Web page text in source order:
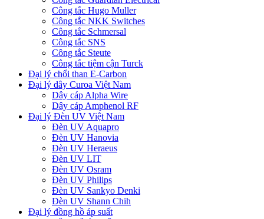
Công tắc Hugo Muller
Công tắc NKK Switches
Công tắc Schmersal
Công tắc SNS
Công tắc Steute
Công tắc tiệm cận Turck
Đại lý chổi than E-Carbon
Đại lý dây Curoa Việt Nam
Dây cáp Alpha Wire
Dây cáp Amphenol RF
Đại lý Đèn UV Việt Nam
Đèn UV Aquapro
Đèn UV Hanovia
Đèn UV Heraeus
Đèn UV LIT
Đèn UV Osram
Đèn UV Philips
Đèn UV Sankyo Denki
Đèn UV Shann Chih
Đại lý đồng hồ áp suất